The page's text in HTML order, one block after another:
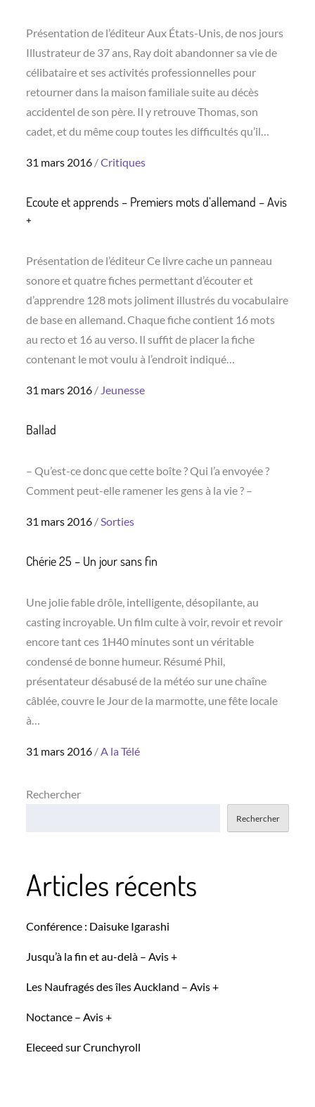
Présentation de l’éditeur Aux États-Unis, de nos jours
Illustrateur de 37 ans, Ray doit abandonner sa vie de
célibataire et ses activités professionnelles pour
retourner dans la maison familiale suite au décès
accidentel de son père. Il y retrouve Thomas, son
cadet, et du même coup toutes les difficultés qu’il…
Posted
31 mars 2016 Critiques
Ecoute et apprends – Premiers mots d’allemand – Avis
+
Présentation de l’éditeur Ce livre cache un panneau
sonore et quatre fiches permettant d’écouter et
d’apprendre 128 mots joliment illustrés du vocabulaire
de base en allemand. Chaque fiche contient 16 mots
au recto et 16 au verso. Il suffit de placer la fiche
contenant le mot voulu à l’endroit indiqué…
Posted
31 mars 2016 Jeunesse
Ballad
– Qu’est-ce donc que cette boîte ? Qui l’a envoyée ?
Comment peut-elle ramener les gens à la vie ? –
Posted
31 mars 2016 Sorties
Chérie 25 – Un jour sans fin
Une jolie fable drôle, intelligente, désopilante, au
casting incroyable. Un film culte à voir, revoir et revoir
encore tant ces 1H40 minutes sont un véritable
condensé de bonne humeur. Résumé Phil,
présentateur désabusé de la météo sur une chaîne
câblée, couvre le Jour de la marmotte, une fête locale
à…
Posted
31 mars 2016 A la Télé
Rechercher
Rechercher
Articles récents
Conférence : Daisuke Igarashi
Jusqu’à la fin et au-delà – Avis +
Les Naufragés des îles Auckland – Avis +
Noctance – Avis +
Eleceed sur Crunchyroll